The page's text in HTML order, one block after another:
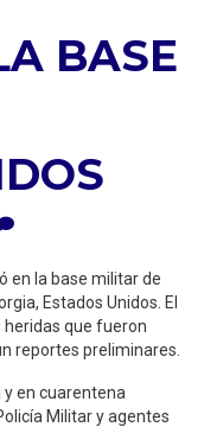
BASE
en la base militar de
Estados Unidos. El
heridas que fueron
reportes preliminares.
en cuarentena
Militar y agentes